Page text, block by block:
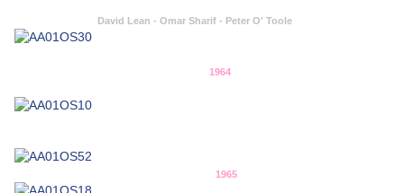
David Lean - Omar Sharif - Peter O' Toole
1964
1965